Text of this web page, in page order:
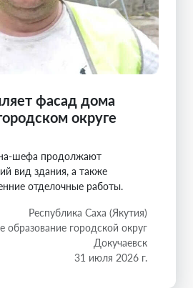
фасад дома
округе
шефа продолжают
вид здания, а также
отделочные работы.
Республика Саха (Якутия)
образование городской округ
Докучаевск
31 июля 2026 г.